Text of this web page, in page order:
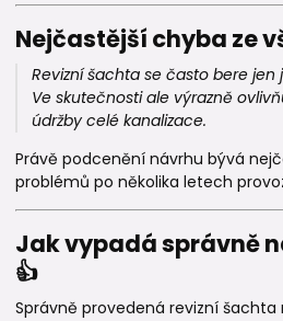
Nejčastější chyba ze
Revizní šachta se často bere jen
Ve skutečnosti ale výrazně
údržby celé kanalizace.
Právě podcenění návrhu bývá
problémů po několika letech
Jak vypadá správně
👍
Správně provedená revizní šachta